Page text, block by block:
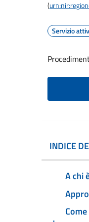
(
Servizio
INDICE
A chi